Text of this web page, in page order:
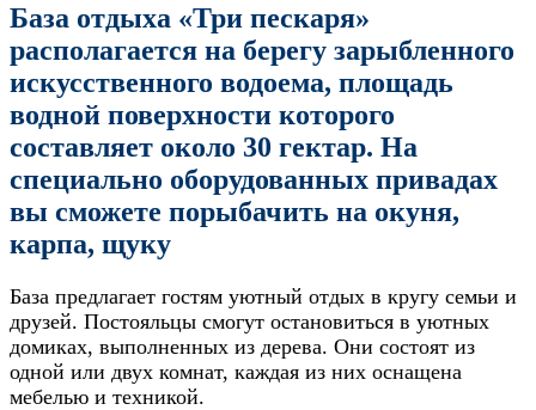
База отдыха «Три пескаря»
располагается на берегу зарыбленного
искусственного водоема, площадь
водной поверхности которого
составляет около 30 гектар. На
специально оборудованных привадах
вы сможете порыбачить на окуня,
карпа, щуку
База предлагает гостям уютный отдых в кругу семьи и
друзей. Постояльцы смогут остановиться в уютных
домиках, выполненных из дерева. Они состоят из
одной или двух комнат, каждая из них оснащена
мебелью и техникой.